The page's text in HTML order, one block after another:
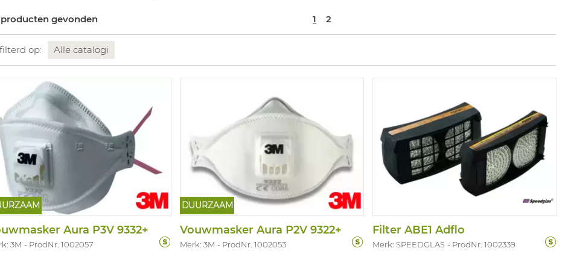
gevonden 1 2
op: Alle catalogi
Aura P3V 9332+
3M ProdNr. 1002057
DUURZAAM
Vouwmasker Aura P2V 9322+
Merk: 3M ProdNr. 1002053
Filter ABE1 Adflo
Merk: SPEEDGLAS ProdNr. 1002339